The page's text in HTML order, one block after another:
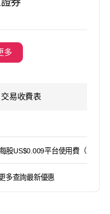
多
易收費表
股US$0.009平台使用費（
多查詢最新優惠